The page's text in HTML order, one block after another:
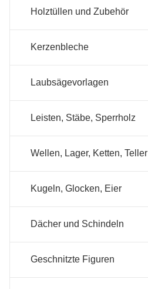
Holztüllen und Zubehör
Kerzenbleche
Laubsägevorlagen
Leisten, Stäbe, Sperrholz
Wellen, Lager, Ketten, Teller
Kugeln, Glocken, Eier
Dächer und Schindeln
Geschnitzte Figuren